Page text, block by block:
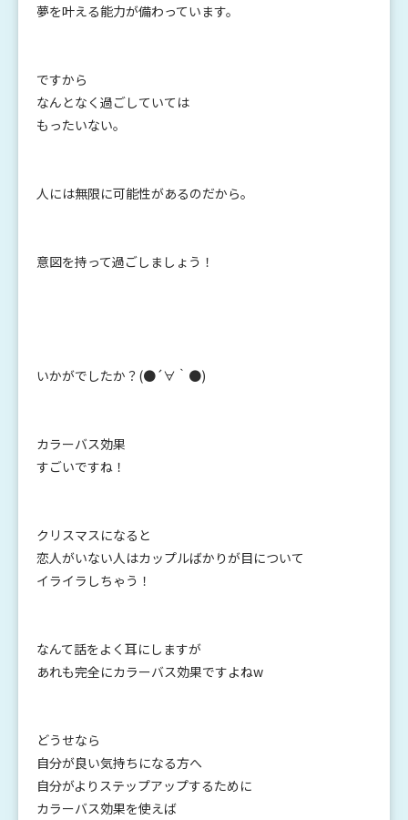
夢を叶える能力が備わっています。
ですから
なんとなく過ごしていては
もったいない。
人には無限に可能性があるのだから。
意図を持って過ごしましょう！
いかがでしたか？(●´∀｀●)
カラーバス効果
すごいですね！
クリスマスになると
恋人がいない人はカップルばかりが目について
イライラしちゃう！
なんて話をよく耳にしますが
あれも完全にカラーバス効果ですよねw
どうせなら
自分が良い気持ちになる方へ
自分がよりステップアップするために
カラーバス効果を使えば